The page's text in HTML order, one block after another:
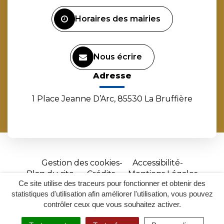
Ce site utilise des traceurs pour fonctionner et obtenir des
statistiques d'utilisation afin améliorer l'utilisation, vous pouvez
contrôler ceux que vous souhaitez activer.
Horaires des mairies
Nous écrire
Adresse
1 Place Jeanne D’Arc, 85530 La Bruffière
Gestion des cookies
Accessibilité
Plan du site
Crédits
Mentions Légales
Site
réalisé
par